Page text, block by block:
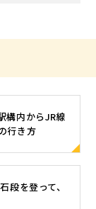
構内からJR線
行き方
段を登って、